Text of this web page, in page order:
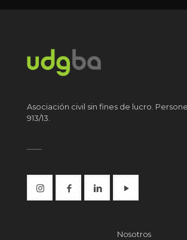
Asociación civil sin fines de lucro.
913/13.
Nosotros